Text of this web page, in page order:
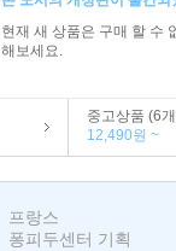
현재 새 상품은 구매 할 수
해보세요.
중고상품 (6
12,490원 ~
프랑스
퐁피두센터 기획